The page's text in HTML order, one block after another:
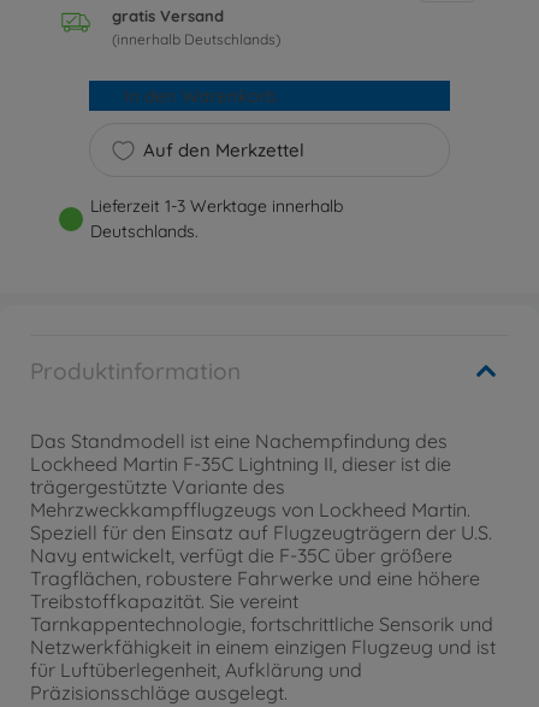
gratis Versand
(innerhalb Deutschlands)
Auf den Merkzettel
In den Warenkorb
Lieferzeit 1-3 Werktage innerhalb
Deutschlands.
Produktinformation
Das Standmodell ist eine Nachempfindung des
Lockheed Martin F-35C Lightning II, dieser ist die
trägergestützte Variante des
Mehrzweckkampfflugzeugs von Lockheed Martin.
Speziell für den Einsatz auf Flugzeugträgern der U.S.
Navy entwickelt, verfügt die F-35C über größere
Tragflächen, robustere Fahrwerke und eine höhere
Treibstoffkapazität. Sie vereint
Tarnkappentechnologie, fortschrittliche Sensorik und
Netzwerkfähigkeit in einem einzigen Flugzeug und ist
für Luftüberlegenheit, Aufklärung und
Präzisionsschläge ausgelegt.